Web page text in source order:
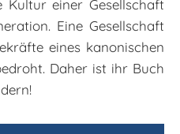
Kultur einer Gesellschaft
Eine Gesellschaft
eines kanonischen
Daher ist ihr Buch